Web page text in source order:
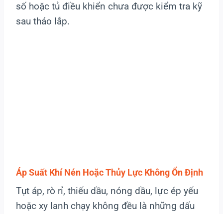
số hoặc tủ điều khiển chưa được kiểm tra kỹ
sau tháo lắp.
Áp Suất Khí Nén Hoặc Thủy Lực Không Ổn Định
Tụt áp, rò rỉ, thiếu dầu, nóng dầu, lực ép yếu
hoặc xy lanh chạy không đều là những dấu